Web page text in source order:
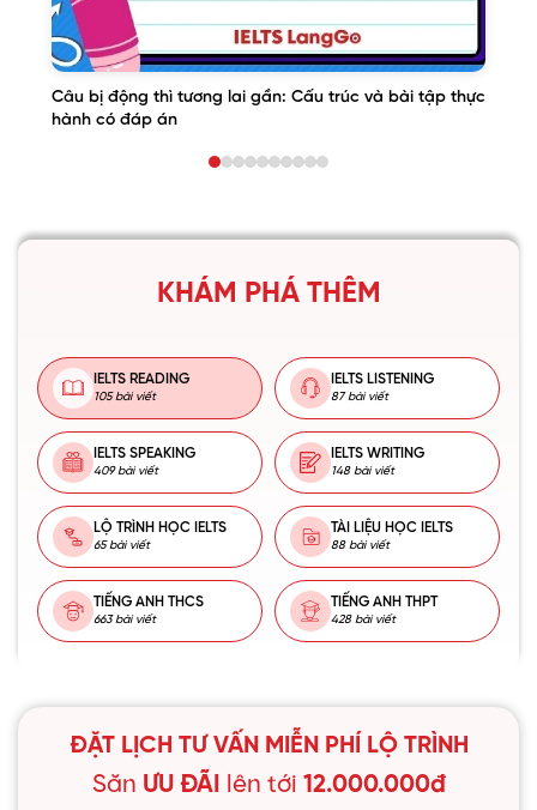
Câu bị động thì tương lai gần: Cấu trúc và bài tập thực
hành có đáp án
KHÁM PHÁ THÊM
IELTS READING
105 bài viết
IELTS LISTENING
87 bài viết
IELTS SPEAKING
409 bài viết
IELTS WRITING
148 bài viết
LỘ TRÌNH HỌC IELTS
65 bài viết
TÀI LIỆU HỌC IELTS
88 bài viết
TIẾNG ANH THCS
663 bài viết
TIẾNG ANH THPT
428 bài viết
ĐẶT LỊCH TƯ VẤN MIỄN PHÍ LỘ TRÌNH
Săn ƯU ĐÃI lên tới 12.000.000đ